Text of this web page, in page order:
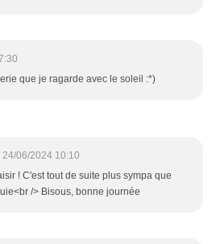
que je ragarde avec le soleil :*)
24/06/2024 10:10
! C'est tout de suite plus sympa que
/> Bisous, bonne journée